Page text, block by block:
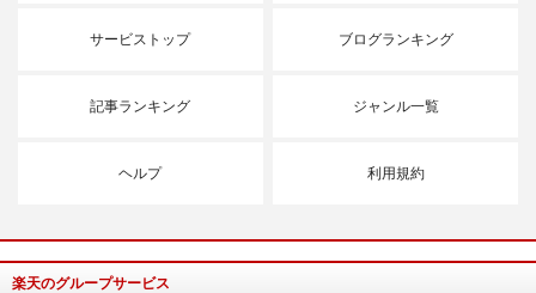
サービストップ ブログランキング
記事ランキング ジャンル一覧
ヘルプ 利用規約
楽天のグループサービス